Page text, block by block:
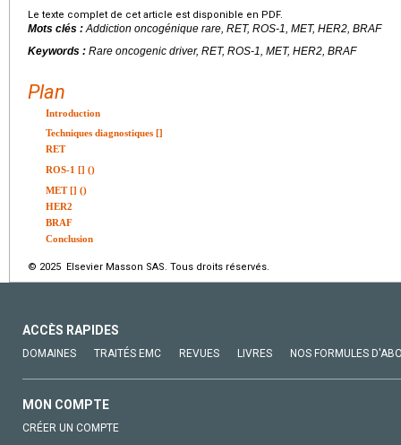
Le texte complet de cet article est disponible en PDF.
Mots clés : Addiction oncogénique rare, RET, ROS-1, MET, HER2, BRAF
Keywords : Rare oncogenic driver, RET, ROS-1, MET, HER2, BRAF
Plan
Introduction
Techniques diagnostiques []
RET
ROS-1 [] ()
MET [] ()
HER2
BRAF
Conclusion
© 2025 Elsevier Masson SAS. Tous droits réservés.
ACCÈS RAPIDES
DOMAINES TRAITÉS EMC REVUES LIVRES NOS FORMULES
MON COMPTE
CRÉER UN COMPTE